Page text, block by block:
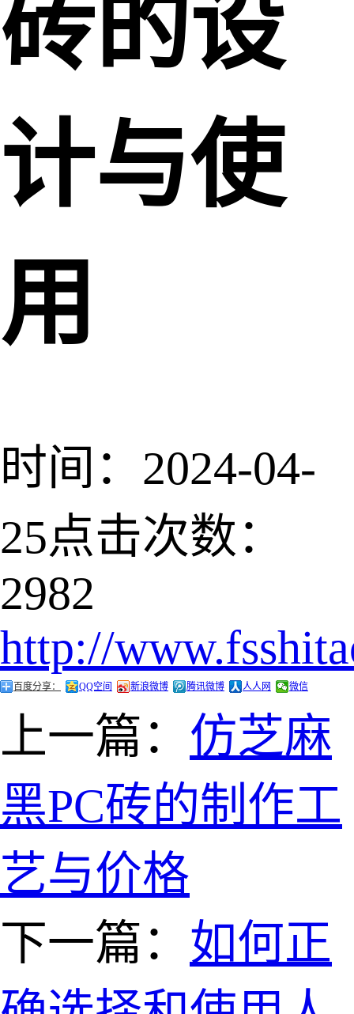
砖的设
计与使
用
时间：2024-04-
25点击次数：
2982
http://
百度分享： QQ空间 新浪微博 腾讯微博 人人网 微信
上一篇： 仿芝麻
黑PC砖的制作工
艺与价格
下一篇： 如何正